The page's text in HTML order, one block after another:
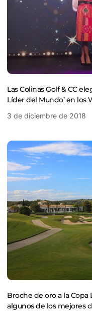
Las Colinas Golf & CC
Líder del Mundo’ en los
3 de diciembre de 2018
Broche de oro a la Copa
algunos de los mejores